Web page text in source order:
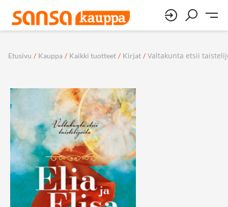
Etusivu / Kauppa / Kaikki tuotteet / Kirjat / Valtakunta etsii